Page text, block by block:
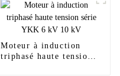
Moteur à induction
triphasé haute tension